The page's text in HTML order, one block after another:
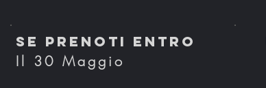
SE PRENOTI ENTRO
Il 30 Maggio